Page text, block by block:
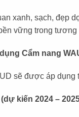
xanh, sạch, đẹp
vững trong tương
Cẩm nang
sẽ được áp dụng
kiến 2024 –